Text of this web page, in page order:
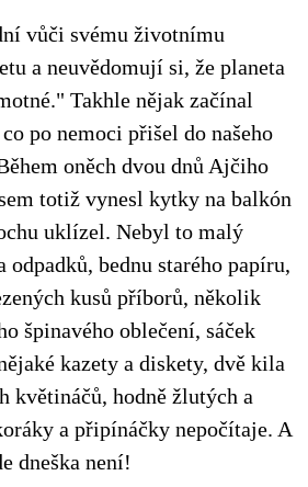
vůči svému životnímu
a neuvědomují si, že planeta
Takhle nějak začínal
po nemoci přišel do našeho
oněch dvou dnů Ajčiho
totiž vynesl kytky na balkón
uklízel. Nebyl to malý
bednu starého papíru,
kusů příborů, několik
špinavého oblečení, sáček
kazety a diskety, dvě kila
květináčů, hodně žlutých a
a připínáčky nepočítaje. A
dneška není!